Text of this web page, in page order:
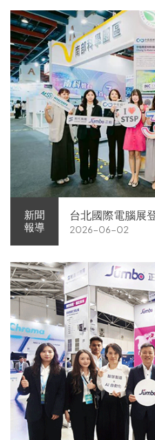
新聞
報導
台北國際電腦展
展現AI供應鏈實力
2026-06-02